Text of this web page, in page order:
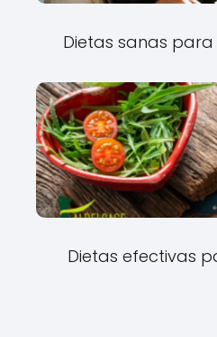
Dietas sanas
Dietas efectivas